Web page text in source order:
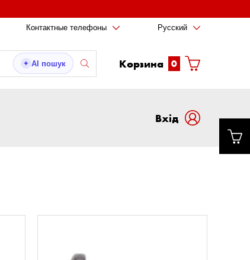
Контактные телефоны Русский
✦ AI пошук Корзина 0
Вxід